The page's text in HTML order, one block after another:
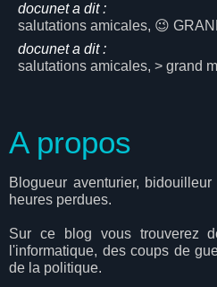
docunet a dit :
salutations amicales, 😉
docunet a dit :
salutations amicales, > grand
A propos
Blogueur aventurier,
heures perdues.
Sur ce blog vous trouverez
l'informatique, des coups de
de la politique.